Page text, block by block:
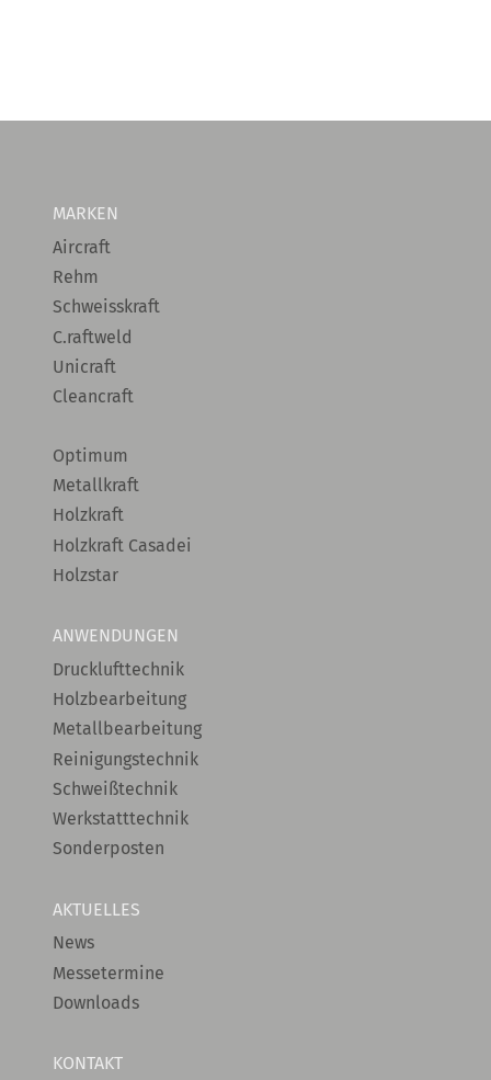
MARKEN
Aircraft
Rehm
Schweisskraft
C.raftweld
Unicraft
Cleancraft
Optimum
Metallkraft
Holzkraft
Holzkraft Casadei
Holzstar
ANWENDUNGEN
Drucklufttechnik
Holzbearbeitung
Metallbearbeitung
Reinigungstechnik
Schweißtechnik
Werkstatttechnik
Sonderposten
AKTUELLES
News
Messetermine
Downloads
KONTAKT